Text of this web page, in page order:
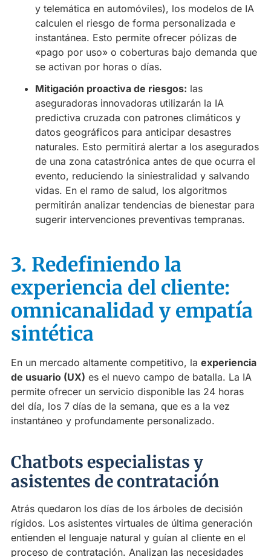
y telemática en automóviles), los modelos de IA
calculen el riesgo de forma personalizada e
instantánea. Esto permite ofrecer pólizas de
«pago por uso» o coberturas bajo demanda que
se activan por horas o días.
Mitigación proactiva de riesgos: las
aseguradoras innovadoras utilizarán la IA
predictiva cruzada con patrones climáticos y
datos geográficos para anticipar desastres
naturales. Esto permitirá alertar a los asegurados
de una zona catastrónica antes de que ocurra el
evento, reduciendo la siniestralidad y salvando
vidas. En el ramo de salud, los algoritmos
permitirán analizar tendencias de bienestar para
sugerir intervenciones preventivas tempranas.
3. Redefiniendo la
experiencia del cliente:
omnicanalidad y empatía
sintética
En un mercado altamente competitivo, la experiencia
de usuario (UX) es el nuevo campo de batalla. La IA
permite ofrecer un servicio disponible las 24 horas
del día, los 7 días de la semana, que es a la vez
instantáneo y profundamente personalizado.
Chatbots especialistas y
asistentes de contratación
Atrás quedaron los días de los árboles de decisión
rígidos. Los asistentes virtuales de última generación
entienden el lenguaje natural y guían al cliente en el
proceso de contratación. Analizan las necesidades